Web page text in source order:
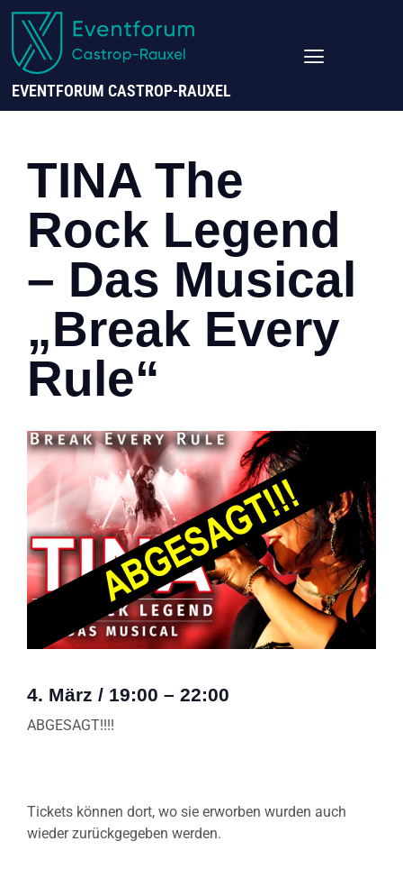
EVENTFORUM CASTROP-RAUXEL
TINA The
Rock Legend
– Das Musical
„break Every
Rule“
4. März / 19:00 – 22:00
ABGESAGT!!!!
Tickets können dort, wo sie erworben wurden auch
wieder zurückgegeben werden.